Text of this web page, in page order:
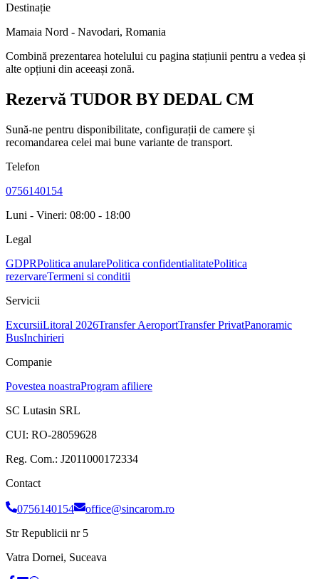
Destinație
Mamaia Nord - Navodari, Romania
Combină prezentarea hotelului cu pagina stațiunii pentru a vedea și
alte opțiuni din aceeași zonă.
Rezervă TUDOR BY DEDAL CM
Sună-ne pentru disponibilitate, configurații de camere și
recomandarea celei mai bune variante de transport.
Telefon
0756140154
Luni - Vineri: 08:00 - 18:00
Legal
GDPRPolitica anularePolitica confidentialitatePolitica
rezervareTermeni si conditii
Servicii
ExcursiiLitoral 2026Transfer AeroportTransfer PrivatPanoramic
BusInchirieri
Companie
Povestea noastraProgram afiliere
SC Lutasin SRL
CUI: RO-28059628
Reg. Com.: J2011000172334
Contact
0756140154
office@sincarom.ro
Str Republicii nr 5
Vatra Dornei, Suceava